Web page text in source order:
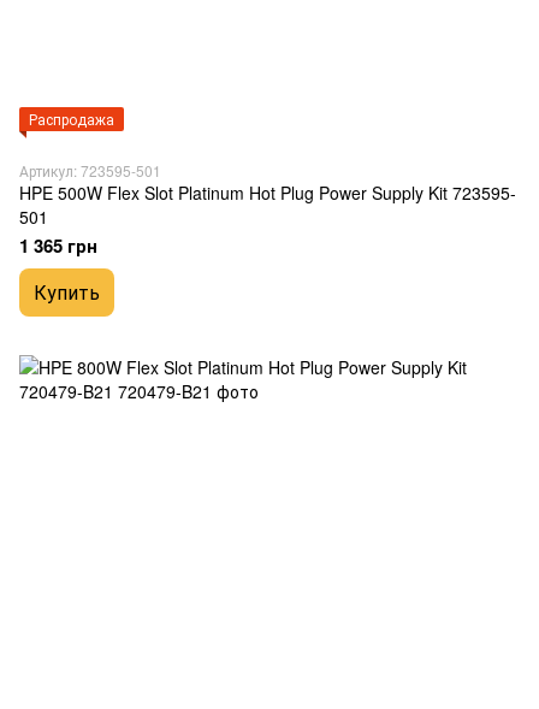
Распродажа
Артикул: 723595-501
HPE 500W Flex Slot Platinum Hot Plug Power Supply Kit 723595-
501
1 365 грн
Купить